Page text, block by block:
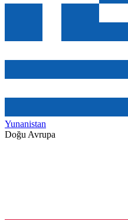
Yunanistan
Doğu Avrupa